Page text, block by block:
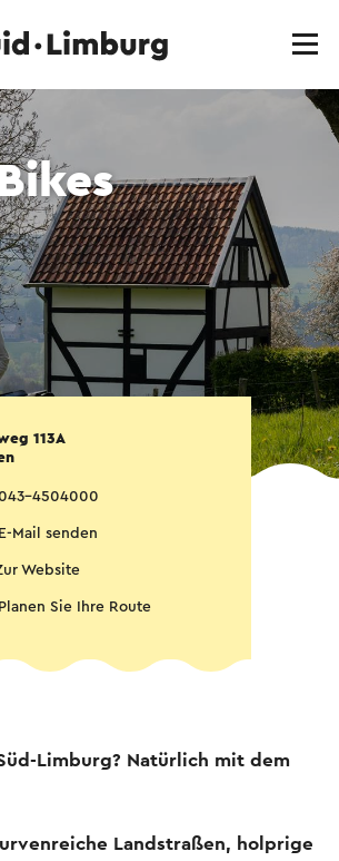
113A
4504000
E-Mail senden
Website
Planen Sie Ihre Route
Limburg? Natürlich mit dem
Landstraßen, holprige